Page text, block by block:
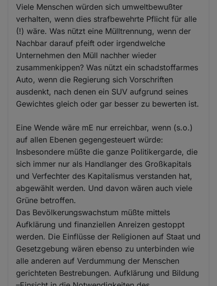
Viele Menschen würden sich umweltbewußter
verhalten, wenn dies strafbewehrte Pflicht für alle
(!) wäre. Was nützt eine Mülltrennung, wenn der
Nachbar darauf pfeift oder irgendwelche
Unternehmen den Müll nachher wieder
zusammenkippen? Was nützt ein schadstoffarmes
Auto, wenn die Regierung sich Vorschriften
ausdenkt, nach denen ein SUV aufgrund seines
Gewichtes gleich oder gar besser zu bewerten ist.
Eine Wende wäre mE nur erreichbar, wenn (s.o.)
auf allen Ebenen gegengesteuert würde:
Insbesondere müßte die ganze Politikergarde, die
sich immer nur als Handlanger des Großkapitals
und Verfechter des Kapitalismus verstanden hat,
abgewählt werden. Und davon wären auch viele
Grüne betroffen.
Das Bevölkerungswachstum müßte mittels
Aufklärung und finanziellen Anreizen gestoppt
werden. Die Einflüsse der Religionen auf Staat und
Gesetzgebung wären ebenso zu unterbinden wie
alle anderen auf Verdummung der Menschen
gerichteten Bestrebungen. Aufklärung und Bildung